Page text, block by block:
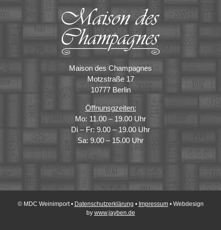
Maison des Champagnes
Motzstraße 17
10777 Berlin
Öffnunsgzeiten:
Mo: 11.00 – 19.00 Uhr
Di – Fr: 9.00 – 19.00 Uhr
Sa: 9.00 – 15.00 Uhr
© MDC Weinimport • Datenschutzerklärung • Impressum• Webdesign
by www.jayben.de